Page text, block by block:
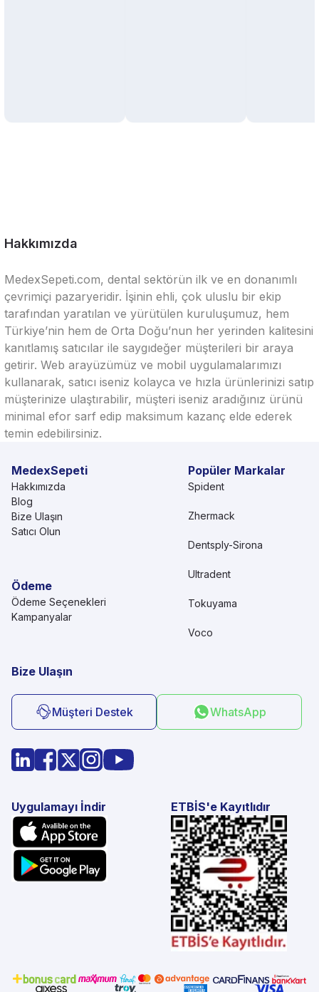
Hakkımızda
MedexSepeti.com, dental sektörün ilk ve en donanımlı
çevrimiçi pazaryeridir. İşinin ehli, çok uluslu bir ekip
tarafından yaratılan ve yürütülen kuruluşumuz, hem
Türkiye’nin hem de Orta Doğu’nun her yerinden kalitesini
kanıtlamış satıcılar ile saygıdeğer müşterileri bir araya
getirir. Web arayüzümüz ve mobil uygulamalarımızı
kullanarak, satıcı iseniz kolayca ve hızla ürünlerinizi satıp
müşterinize ulaştırabilir, müşteri iseniz aradığınız ürünü
minimal efor sarf edip maksimum kazanç elde ederek
temin edebilirsiniz.
MedexSepeti
Hakkımızda
Blog
Bize Ulaşın
Satıcı Olun
Ödeme
Ödeme Seçenekleri
Kampanyalar
Popüler Markalar
Spident
Zhermack
Dentsply-Sirona
Ultradent
Tokuyama
Voco
Bize Ulaşın
Müşteri Destek WhatsApp
Uygulamayı İndir ETBİS'e Kayıtlıdır